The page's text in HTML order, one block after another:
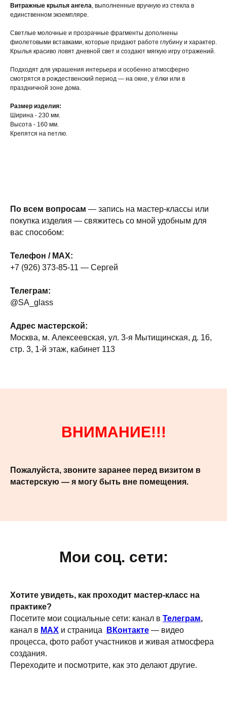
Витражные крылья ангела, выполненные вручную из стекла в
единственном экземпляре.
Светлые молочные и прозрачные фрагменты дополнены
фиолетовыми вставками, которые придают работе глубину и характер.
Крылья красиво ловят дневной свет и создают мягкую игру отражений.
Подходят для украшения интерьера и особенно атмосферно
смотрятся в рождественский период — на окне, у ёлки или в
праздничной зоне дома.
Размер изделия:
Ширина - 230 мм.
Высота - 160 мм.
Крепятся на петлю.
По всем вопросам — запись на мастер-классы или
покупка изделия — свяжитесь со мной удобным для
вас способом:
Телефон / MAX:
+7 (926) 373-85-11 — Сергей
Телеграм:
@SA_glass
Адрес мастерской:
Москва, м. Алексеевская, ул. 3-я Мытищинская, д. 16,
стр. 3, 1-й этаж, кабинет 113
ВНИМАНИЕ!!!
Пожалуйста, звоните заранее перед визитом в
мастерскую — я могу быть вне помещения.
Мои соц. сети:
Хотите увидеть, как проходит мастер-класс на
практике?
Посетите мои социальные сети: канал в Телеграм,
канал в MAX и страница ВКонтакте — видео
процесса, фото работ участников и живая атмосфера
создания.
Переходите и посмотрите, как это делают другие.